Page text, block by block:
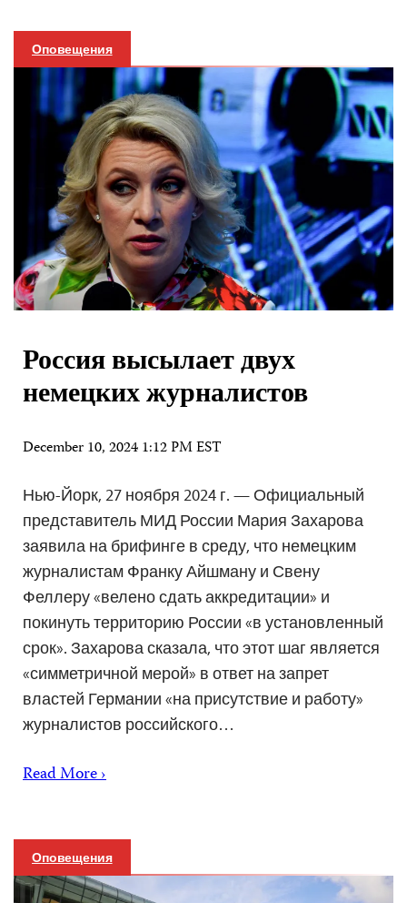
Оповещения
Россия высылает двух
немецких журналистов
December 10, 2024 1:12 PM EST
Нью-Йорк, 27 ноября 2024 г. — Официальный
представитель МИД России Мария Захарова
заявила на брифинге в среду, что немецким
журналистам Франку Айшману и Свену
Феллеру «велено сдать аккредитации» и
покинуть территорию России «в установленный
срок». Захарова сказала, что этот шаг является
«симметричной мерой» в ответ на запрет
властей Германии «на присутствие и работу»
журналистов российского…
Read More ›
Оповещения